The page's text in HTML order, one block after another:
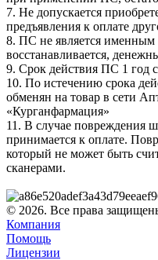
7. Не допускается
предъявления к оплате
8. ПС не является именным
восстанавливается,
9. Срок действия ПС 1 год
10. По истечению срока
обменян на товар в сети
«Курганфармация»
11. В случае повреждения
принимается к оплате.
который не может быть
сканерами.
© 2026. Все права
Компания
Помощь
Лицензии